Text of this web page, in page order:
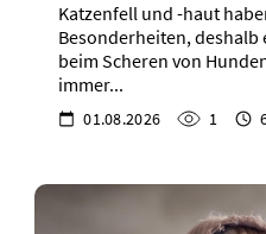
Katzenfell und -haut
Besonderheiten, deshalb
beim Scheren von
immer...
01.08.2026 1